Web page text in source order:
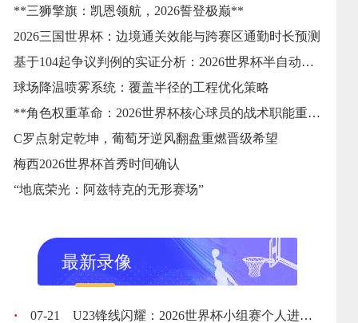
**三狮擎旗：凯恩领航，2026誓登极巅**
2026三国世界杯：边境通关效能与跨赛区通勤时长预测
基于104起争议判例的实证分析：2026世界杯半自动越位系统触发逻辑与判准精度的优化校准
球场降温喷雾系统：覆盖半径的工程优化策略
**角色权重革命：2026世界杯核心球员的战术职能重塑**
C罗点射定乾坤，葡萄牙逆风翻盘重燃晋级希望
梅西2026世界杯首秀时间确认
“地底荣光：阿兹特克的无形赛场”
最新录像
· 07-21
U23锋线闪耀：2026世界杯小组赛个人进球全记录